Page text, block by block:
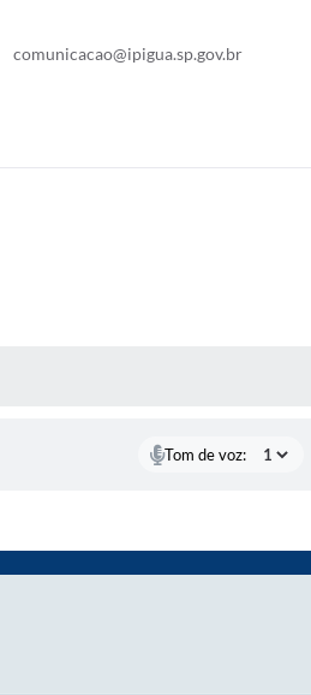
comunicacao@ipigua.sp.gov.br
Tom de voz: